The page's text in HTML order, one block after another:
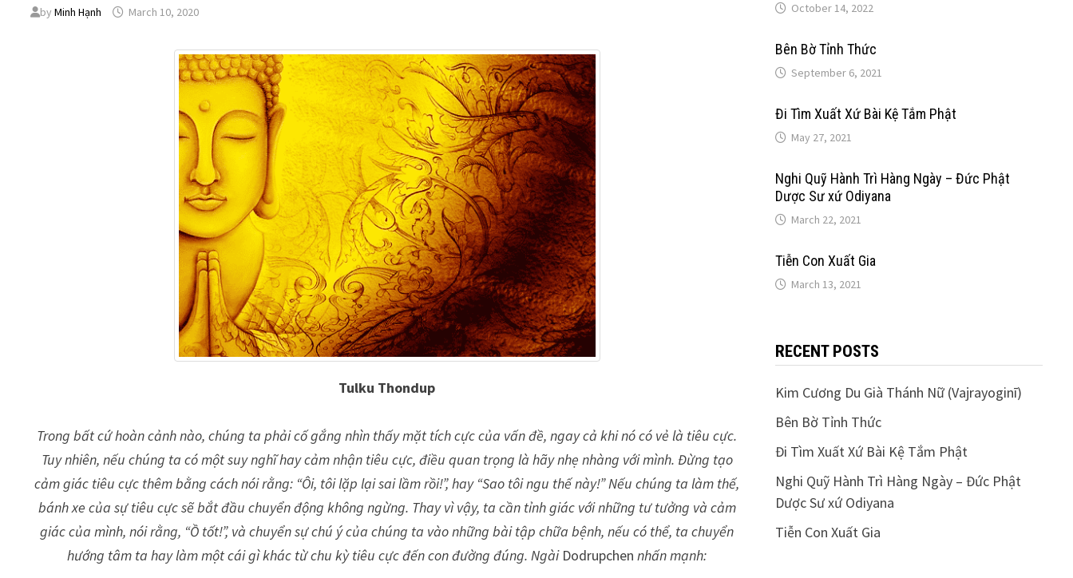
byMinh Hạnh March 10, 2020
Tulku Thondup
Trong bất cứ hoàn cảnh nào, chúng ta phải cố gắng nhìn thấy mặt tích cực của vấn đề, ngay cả khi nó có vẻ là tiêu cực.
Tuy nhiên, nếu chúng ta có một suy nghĩ hay cảm nhận tiêu cực, điều quan trọng là hãy nhẹ nhàng với mình. Đừng tạo
cảm giác tiêu cực thêm bằng cách nói rằng: “Ôi, tôi lặp lại sai lầm rồi!”, hay “Sao tôi ngu thế này!” Nếu chúng ta làm thế,
bánh xe của sự tiêu cực sẽ bắt đầu chuyển động không ngừng. Thay vì vậy, ta cần tỉnh giác với những tư tưởng và cảm
giác của mình, nói rằng, “Ồ tốt!”, và chuyển sự chú ý của chúng ta vào những bài tập chữa bệnh, nếu có thể, ta chuyển
hướng tâm ta hay làm một cái gì khác từ chu kỳ tiêu cực đến con đường đúng. Ngài Dodrupchen nhấn mạnh:
October 14, 2022
Bên Bờ Tỉnh Thức
September 6, 2021
Đi Tìm Xuất Xứ Bài Kệ Tắm Phật
May 27, 2021
Nghi Quỹ Hành Trì Hàng Ngày – Đức Phật
Dược Sư xứ Odiyana
March 22, 2021
Tiễn Con Xuất Gia
March 13, 2021
RECENT POSTS
Kim Cương Du Già Thánh Nữ (Vajrayoginī)
Bên Bờ Tỉnh Thức
Đi Tìm Xuất Xứ Bài Kệ Tắm Phật
Nghi Quỹ Hành Trì Hàng Ngày – Đức Phật
Dược Sư xứ Odiyana
Tiễn Con Xuất Gia